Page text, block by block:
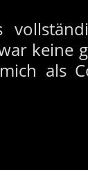
keine
als